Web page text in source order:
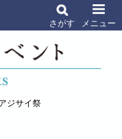
さがす メニュー